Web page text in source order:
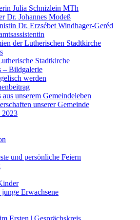
Julia Schnizlein MTh
Dr. Johannes Modeß
Dr. Erzsébet Windhager-Geréd
der Lutherischen Stadtkirche
Stadtkirche
– Bildgalerie
werden
aus unserem Gemeindeleben
unserer Gemeinde
2023
und persönliche Feiern
junge Erwachsene
Ersten | Gesprächskreis